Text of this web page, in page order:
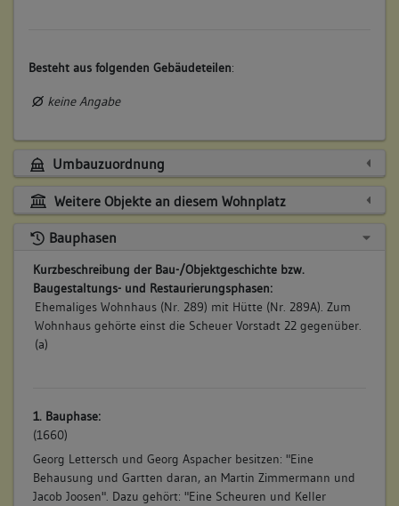
Besteht aus folgenden Gebäudeteilen:
keine Angabe
Umbauzuordnung
Weitere Objekte an diesem Wohnplatz
Bauphasen
Kurzbeschreibung der Bau-/Objektgeschichte bzw.
Baugestaltungs- und Restaurierungsphasen:
Ehemaliges Wohnhaus (Nr. 289) mit Hütte (Nr. 289A). Zum
Wohnhaus gehörte einst die Scheuer Vorstadt 22 gegenüber.
(a)
1. Bauphase:
(1660)
Georg Lettersch und Georg Aspacher besitzen: "Eine
Behausung und Gartten daran, an Martin Zimmermann und
Jacob Joosen". Dazu gehört: "Eine Scheuren und Keller